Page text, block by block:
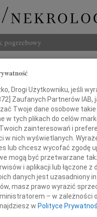
pogrzebowy
Soczewiński
Z głębokim żalem zawiadamiamy, że
opatrzony świętymi
Drogi Użytkowniku, jeśli
] Zaufanych Partnerów IAB,
Twoje dane osobowe
w tych plikach do celów
zainteresowań i
w nich wyświetlanych.
lub chcesz wycofać zgodę
mogą być przetwarzane
i aplikacji lub łączone
danych jest uzasadniony
masz prawo wyrazić
– w zależności
w Polityce